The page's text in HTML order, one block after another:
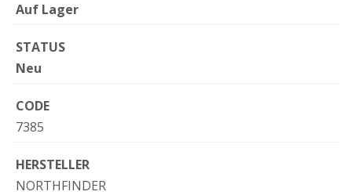
Auf Lager
STATUS
Neu
CODE
7385
HERSTELLER
NORTHFINDER